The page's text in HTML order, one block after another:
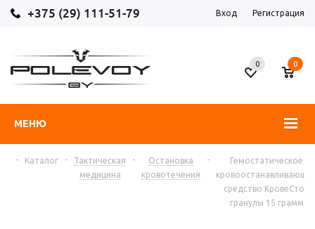
Вход Регистрация
+375 (29) 111-51-79
МЕНЮ
0 0
- Каталог -
Тактическая
медицина
-
Остановка
кровотечения
-
Гемостатическое
средство КровеСтоп
гранулы 15 грамм